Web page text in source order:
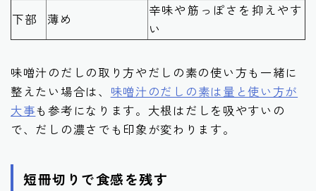
下部
薄め
辛味や筋っぽさを抑えやす
い
味噌汁のだしの取り方やだしの素の使い方も一緒に
整えたい場合は、 味噌汁のだしの素は量と使い方が
大事も参考になります。大根はだしを吸やすいの
で、だしの濃さでも印象が変わります。
短冊切りで食感を残す